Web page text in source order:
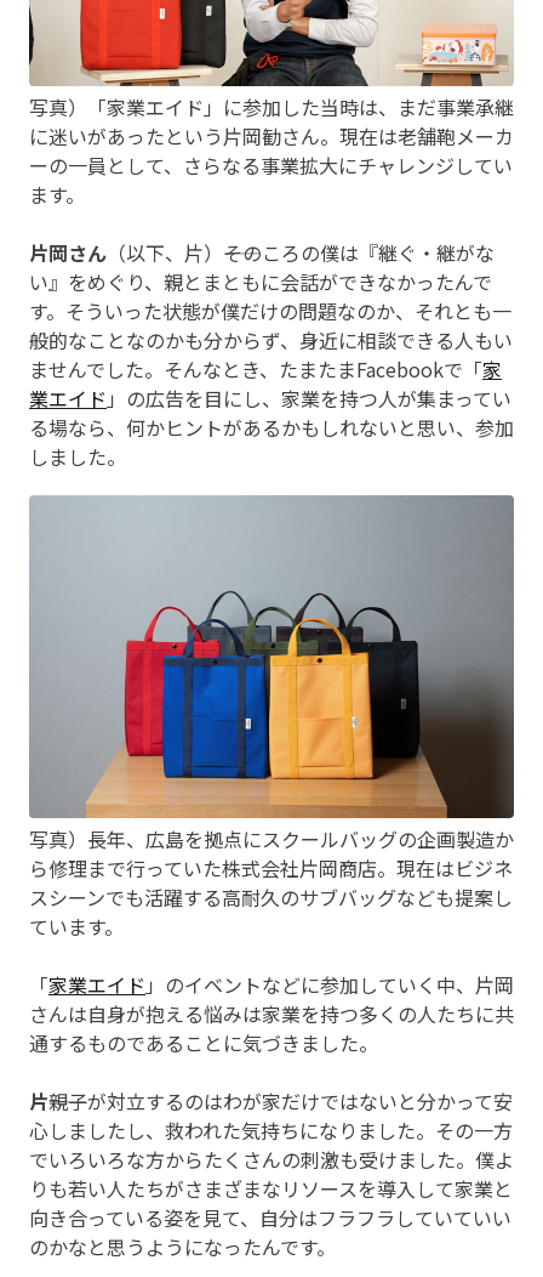
写真）「家業エイド」に参加した当時は、まだ事業承継
に迷いがあったという片岡勧さん。現在は老舗鞄メーカ
ーの一員として、さらなる事業拡大にチャレンジしてい
ます。
片岡さん （以下、片）――そのころの僕は『継ぐ・継がな
い』をめぐり、親とまともに会話ができなかったんで
す。そういった状態が僕だけの問題なのか、それとも一
般的なことなのかも分からず、身近に相談できる人もい
ませんでした。そんなとき、たまたまFacebookで「家
業エイド 」の広告を目にし、家業を持つ人が集まってい
る場なら、何かヒントがあるかもしれないと思い、参加
しました。
写真）長年、広島を拠点にスクールバッグの企画製造か
ら修理まで行っていた株式会社片岡商店。現在はビジネ
スシーンでも活躍する高耐久のサブバッグなども提案し
ています。
「家業エイド 」のイベントなどに参加していく中、片岡
さんは自身が抱える悩みは家業を持つ多くの人たちに共
通するものであることに気づきました。
片――親子が対立するのはわが家だけではないと分かって安
心しましたし、救われた気持ちになりました。その一方
でいろいろな方からたくさんの刺激も受けました。僕よ
りも若い人たちがさまざまなリソースを導入して家業と
向き合っている姿を見て、自分はフラフラしていていい
のかなと思うようになったんです。